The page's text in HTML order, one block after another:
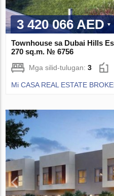
3 420 066 AED
Townhouse sa Dubai Hills
270 sq.m. № 6756
Mga silid-tulugan:3
Mi CASA REAL ESTATE